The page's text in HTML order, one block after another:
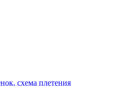
схема плетения